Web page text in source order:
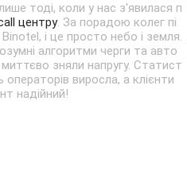
тоді, коли у нас з'явилася п
центру. За порадою колег пі
і це просто небо і земля.
алгоритми черги та авто
зняли напругу. Статист
виросла, а клієнти
надійний!